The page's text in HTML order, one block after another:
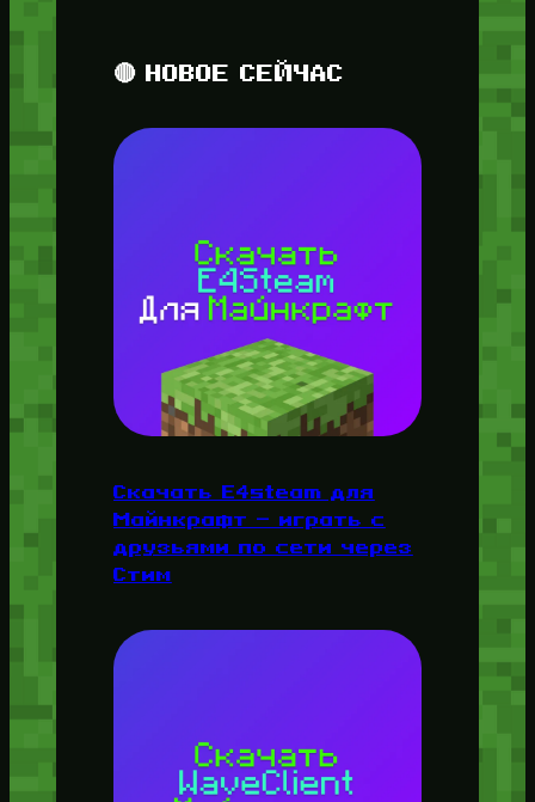
🔴 НОВОЕ СЕЙЧАС
Скачать E4steam для
Майнкрафт — играть с
друзьями по сети через
Стим